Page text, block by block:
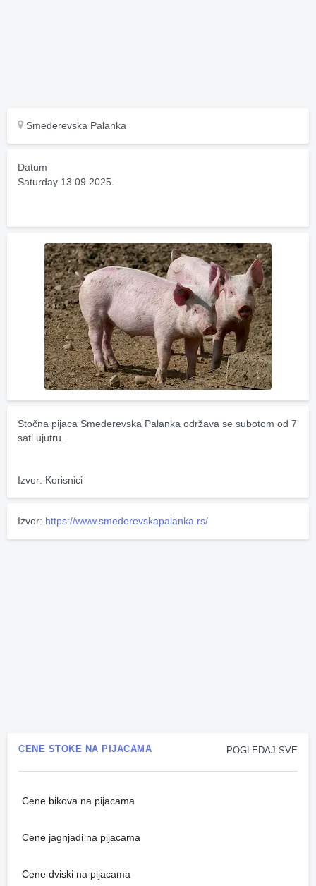
Smederevska Palanka
Datum
Saturday 13.09.2025.
Stočna pijaca Smederevska Palanka održava se subotom od 7
sati ujutru.
Izvor: Korisnici
Izvor: https://www.smederevskapalanka.rs/
POGLEDAJ SVE
CENE STOKE NA PIJACAMA
Cene bikova na pijacama
Cene jagnjadi na pijacama
Cene dviski na pijacama